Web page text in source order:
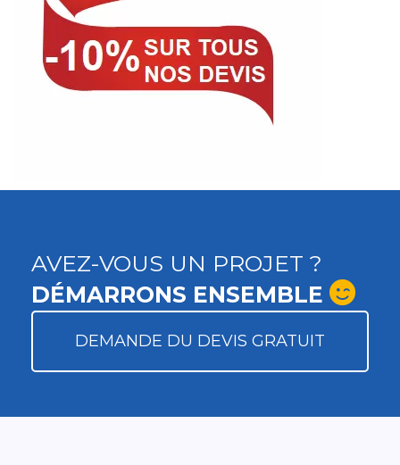
AVEZ-VOUS UN PROJET ?
DÉMARRONS ENSEMBLE
DEMANDE DU DEVIS GRATUIT